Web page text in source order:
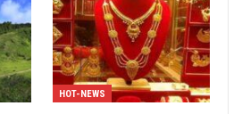
HOT-NEWS